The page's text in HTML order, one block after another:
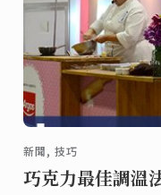
新聞, 技巧
巧克力最佳調溫